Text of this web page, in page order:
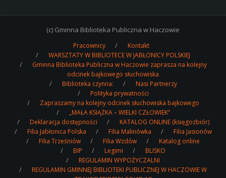
(c) Gminna Biblioteka Publiczna w Haczowie
Pracownicy
Kontakt
WARSZTATY W BIBLIOTECE W JABŁONICY POLSKIEJ
Gminna Biblioteka Publiczna w Haczowie zaprasza na kolejny
odcinek bajkowego słuchowiska
Biblioteka czynna:
Nasi Partnerzy
Polityka prywatności
Zapraszamy na kolejny odcinek słuchowiska bajkowego
„MAŁA KSIĄŻKA – WIELKI CZŁOWIEK”
Deklaracja dostępności
KATALOG ONLINE (księgozbiór)
Filia Jabłonica Polska
Filia Malinówka
Filia Jasionów
Filia Trześniów
Filia Wzdów
Katalog online
BIP
Legimi
BLISKO
REGULAMIN WYPOŻYCZALNI
REGULAMIN GMINNEJ BIBLIOTEKI PUBLICZNEJ W HACZOWIE W